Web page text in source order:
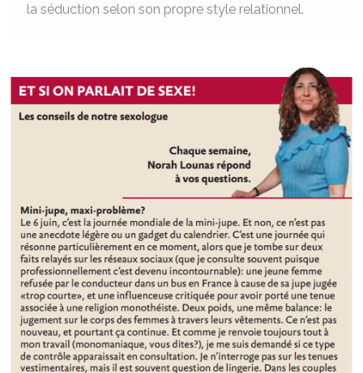
la séduction selon son propre style relationnel.
Mini-
jupe